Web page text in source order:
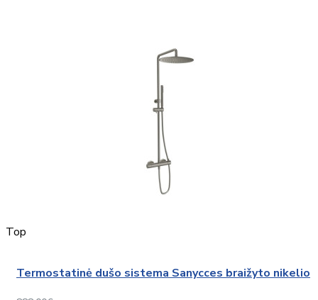
Top
Termostatinė dušo sistema Sanycces braižyto nikelio